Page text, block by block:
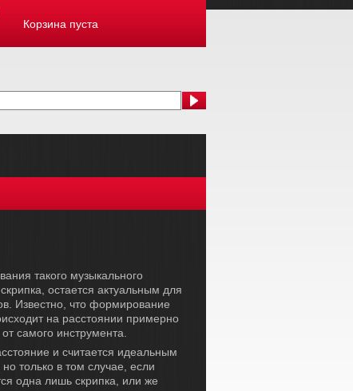
Корзина пуста
такого музыкального
остается актуальным для
Известно, что формирование
на расстоянии примерно
самого инструмента.
и считается идеальным
но только в том случае, если
одна лишь скрипка, или же